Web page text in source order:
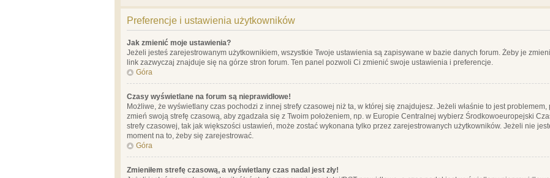
Preferencje i ustawienia użytkowników
Jak zmienić moje ustawienia?
Jeżeli jesteś zarejestrowanym użytkownikiem, wszystkie Twoje ustawienia są zapisywane w bazie danych forum. Żeby je
link zazwyczaj znajduje się na górze stron forum. Ten panel pozwoli Ci zmienić swoje ustawienia i preferencje.
Góra
Czasy wyświetlane na forum są nieprawidłowe!
Możliwe, że wyświetlany czas pochodzi z innej strefy czasowej niż ta, w której się znajdujesz. Jeżeli właśnie to jest
zmień swoją strefę czasową, aby zgadzała się z Twoim położeniem, np. w Europie Centralnej wybierz Środkowoeuropejski
strefy czasowej, tak jak większości ustawień, może zostać wykonana tylko przez zarejestrowanych użytkowników. Jeżeli nie
moment na to, żeby się zarejestrować.
Góra
Zmieniłem strefę czasową, a wyświetlany czas nadal jest zły!